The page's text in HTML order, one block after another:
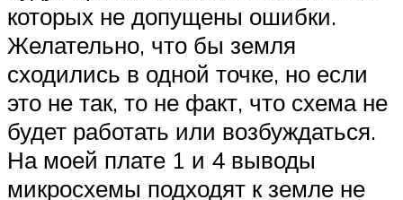
которых не допущены ошибки.
Желательно, что бы земля
сходились в одной точке, но если
это не так, то не факт, что схема не
будет работать или возбуждаться.
На моей плате 1 и 4 выводы
микросхемы подходят к земле не